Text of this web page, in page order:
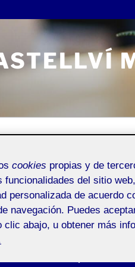
DE UNA
(30%)
cookies propias y de
funcionalidades del sitio
personalizada de acuerdo
navegación. Puedes
clic abajo, u obtener más